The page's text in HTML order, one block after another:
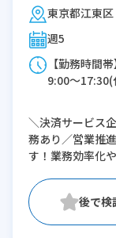
東京都江東区
週5
【勤務時間
9:00〜
※残業：0〜
＼決済サービス
務あり／営業推
す！業務効率化